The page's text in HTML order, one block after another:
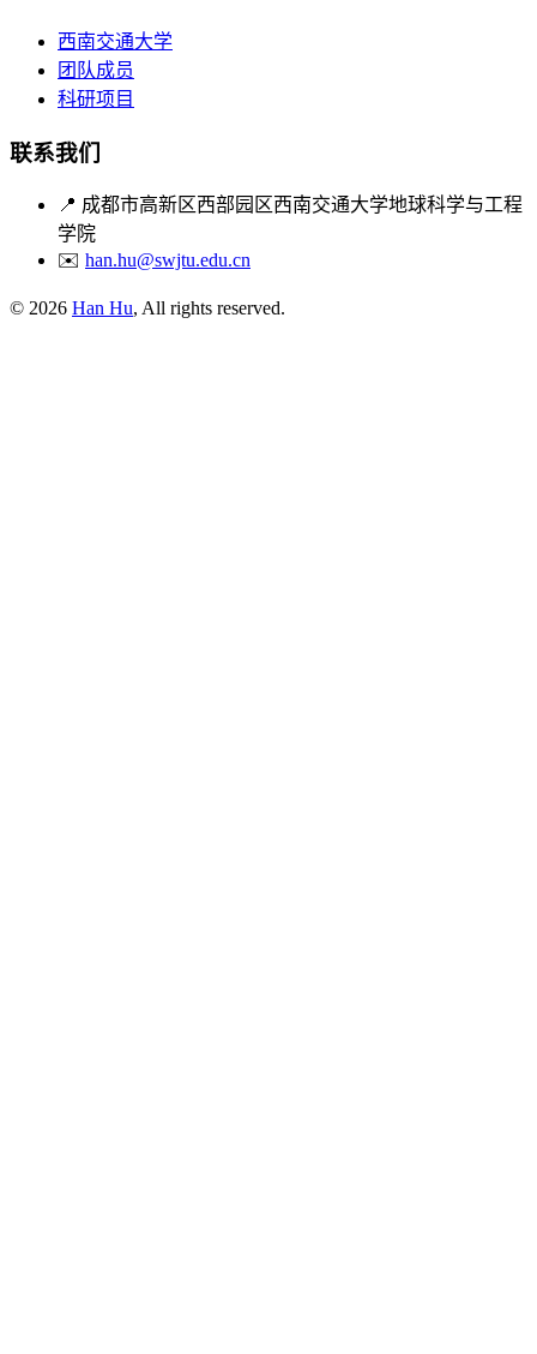
西南交通大学
团队成员
科研项目
联系我们
📍 成都市高新区西部园区西南交通大学地球科学与工程
学院
✉️ han.hu@swjtu.edu.cn
© 2026 Han Hu, All rights reserved.